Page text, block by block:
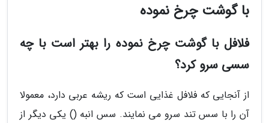
با گوشت چرخ نموده
فلافل با گوشت چرخ نموده را بهتر است با چه
سسی سرو کرد؟
از آنجایی که فلافل غذایی است که ریشه عربی دارد، معمولا
آن را با سس تند سرو می نمایند. سس انبه () یکی دیگر از